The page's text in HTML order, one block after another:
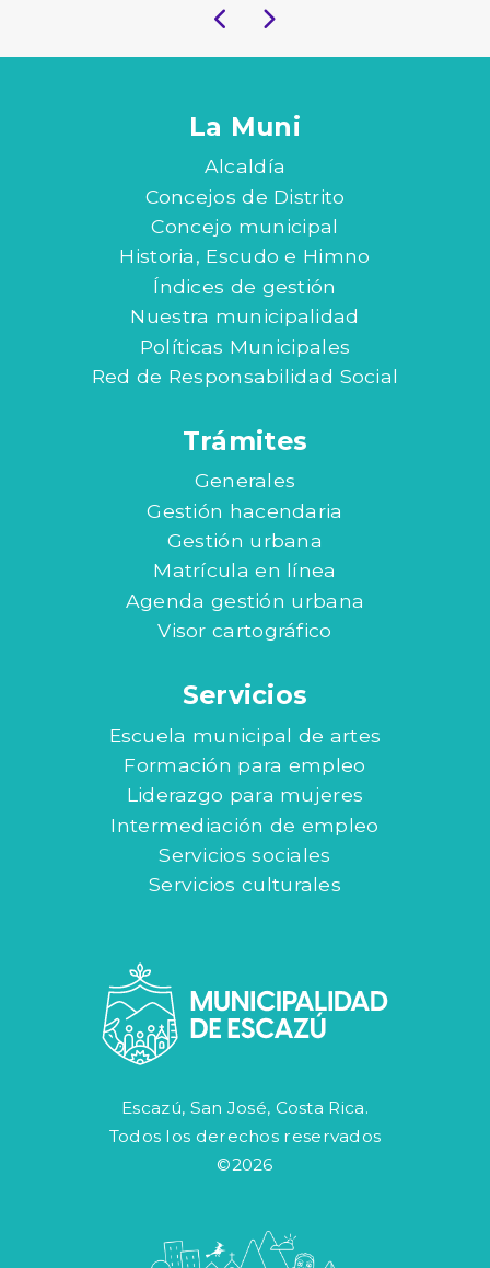
La Muni
Alcaldía
Concejos de Distrito
Concejo municipal
Historia, Escudo e Himno
Índices de gestión
Nuestra municipalidad
Políticas Municipales
Red de Responsabilidad Social
Trámites
Generales
Gestión hacendaria
Gestión urbana
Matrícula en línea
Agenda gestión urbana
Visor cartográfico
Servicios
Escuela municipal de artes
Formación para empleo
Liderazgo para mujeres
Intermediación de empleo
Servicios sociales
Servicios culturales
Escazú, San José, Costa Rica.
Todos los derechos reservados
©2026